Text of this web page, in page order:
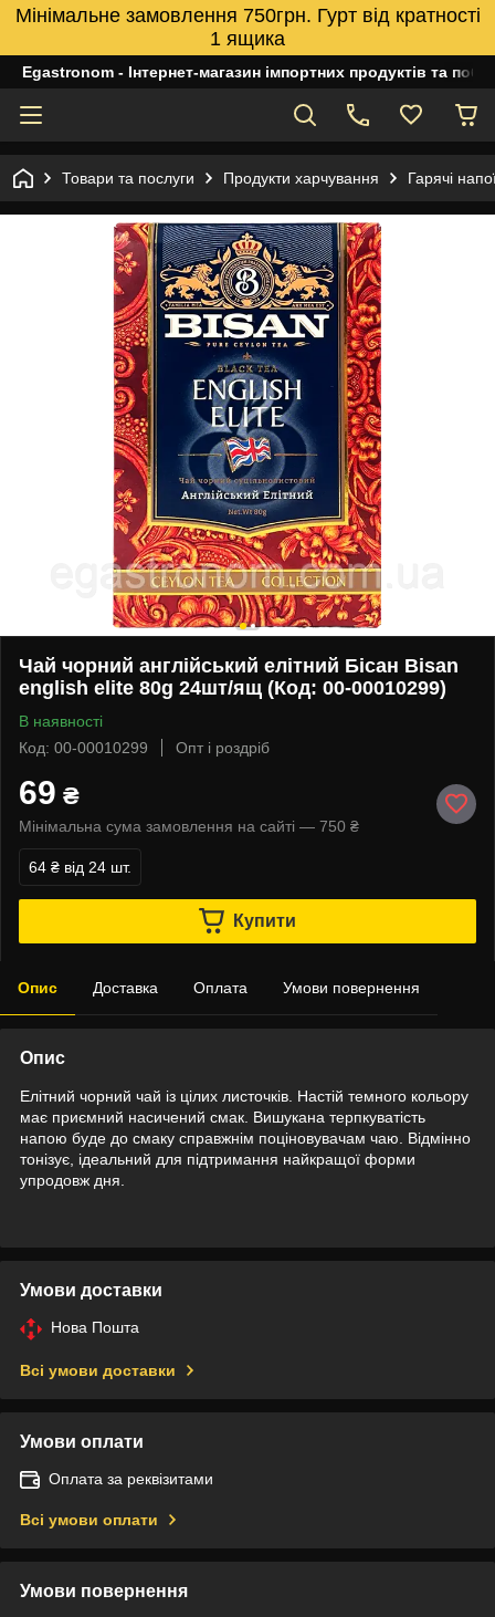
Мінімальне замовлення 750грн. Гурт від кратності
1 ящика
Egastronom - Інтернет-магазин імпортних продуктів та
Товари та послуги Продукти харчування Гарячі
Чай чорний англійський елітний Бісан Bisan
english elite 80g 24шт/ящ (Код: 00-00010299)
В наявності
Код: 00-00010299
Опт і роздріб
69 ₴
Мінімальна сума замовлення на сайті — 750 ₴
64 ₴ від 24 шт.
Купити
Опис Доставка Оплата Умови повернення
Опис
Елітний чорний чай із цілих листочків. Настій темного кольору
має приємний насичений смак. Вишукана терпкуватість
напою буде до смаку справжнім поціновувачам чаю. Відмінно
тонізує, ідеальний для підтримання найкращої форми
упродовж дня.
Умови доставки
Нова Пошта
Всі умови доставки
Умови оплати
Оплата за реквізитами
Всі умови оплати
Умови повернення